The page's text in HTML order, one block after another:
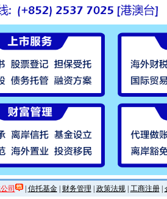
司 | 信托基金| 财务管理 政策法规| 工商注册|